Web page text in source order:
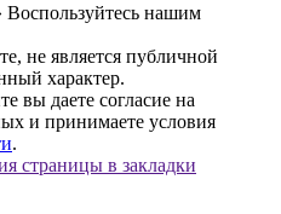
Воспользуйтесь нашим
не является публичной
характер.
вы даете согласие на
и принимаете условия
.
страницы в закладки